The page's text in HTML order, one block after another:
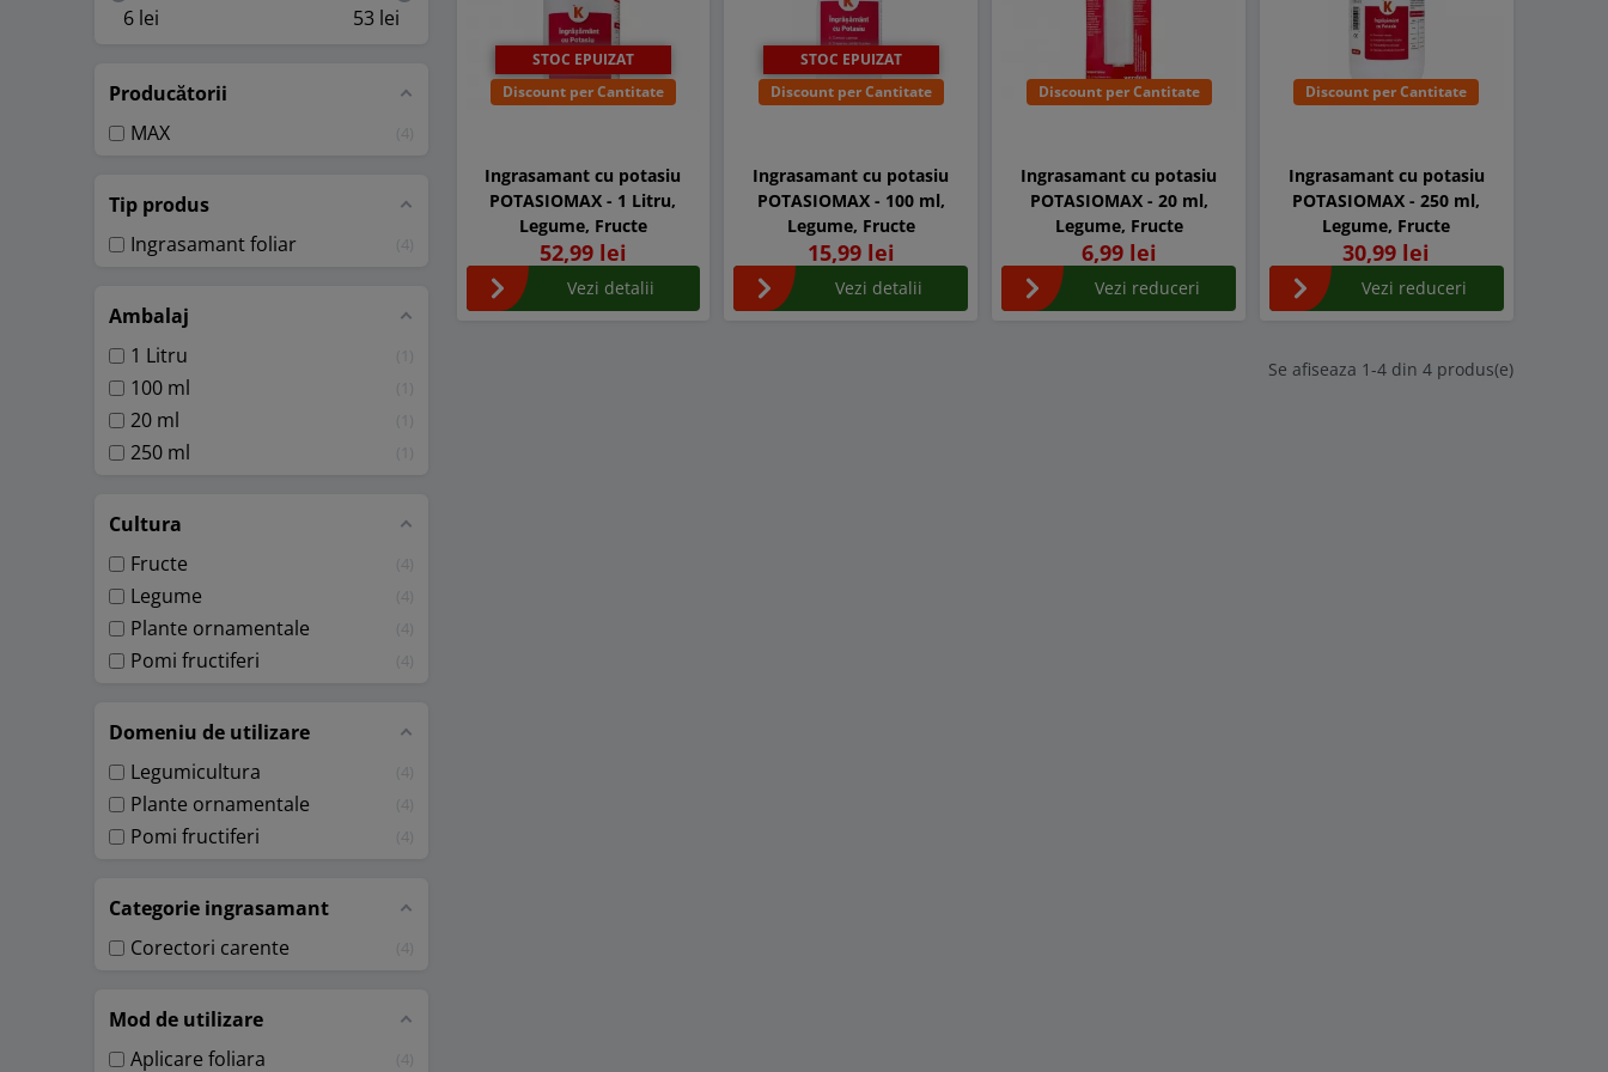
6 lei 53 lei
Producătorii
MAX
4
Tip produs
Ingrasamant foliar
4
Ambalaj
1 Litru
100 ml
20 ml
250 ml
Cultura
Fructe
4
Legume 4
Plante ornamentale 4
Pomi fructiferi 4
Domeniu de utilizare
Legumicultura
4
Plante ornamentale 4
Pomi fructiferi 4
Categorie ingrasamant
Corectori carente
4
Mod de utilizare
Aplicare foliara
4
STOC EPUIZAT
Discount per Cantitate
Ingrasamant cu potasiu
POTASIOMAX - 1 Litru,
Legume, Fructe
52,99 lei
Vezi detalii
STOC EPUIZAT
Discount per Cantitate
Ingrasamant cu potasiu
POTASIOMAX - 100 ml,
Legume, Fructe
15,99 lei
Vezi detalii
Discount per Cantitate
Ingrasamant cu potasiu
POTASIOMAX - 20 ml,
Legume, Fructe
6,99 lei
Vezi reduceri
Discount per Cantitate
Ingrasamant cu potasiu
POTASIOMAX - 250 ml,
Legume, Fructe
30,99 lei
Vezi reduceri
Se afiseaza 1-4 din 4 produs(e)